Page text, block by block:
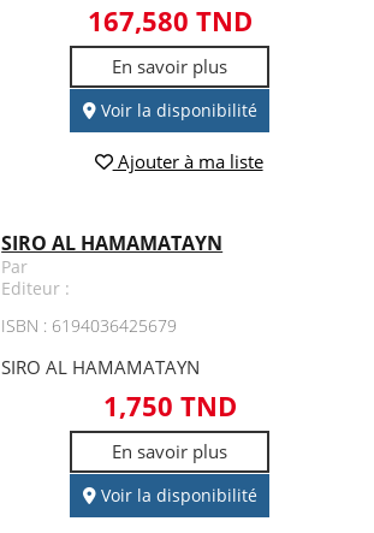
167,580 TND
En savoir plus
Voir la disponibilité
Ajouter à ma liste
SIRO AL HAMAMATAYN
Par
Editeur :
ISBN : 6194036425679
SIRO AL HAMAMATAYN
1,750 TND
En savoir plus
Voir la disponibilité